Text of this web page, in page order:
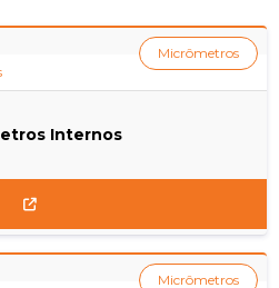
Internos
Micrômetros
Micrômetros